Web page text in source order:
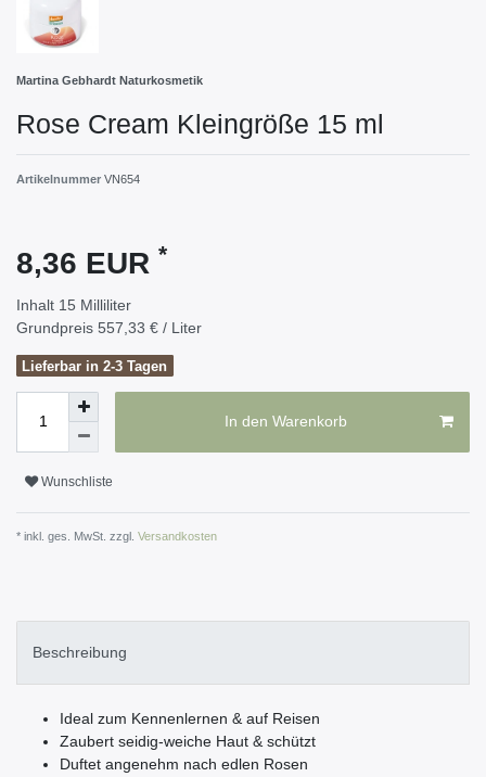
Martina Gebhardt Naturkosmetik
Rose Cream Kleingröße 15 ml
Artikelnummer VN654
8,36 EUR *
Inhalt 15 Milliliter
Grundpreis 557,33 € / Liter
Lieferbar in 2-3 Tagen
In den Warenkorb
Wunschliste
* inkl. ges. MwSt. zzgl. Versandkosten
Beschreibung
Ideal zum Kennenlernen & auf Reisen
Zaubert seidig-weiche Haut & schützt
Duftet angenehm nach edlen Rosen